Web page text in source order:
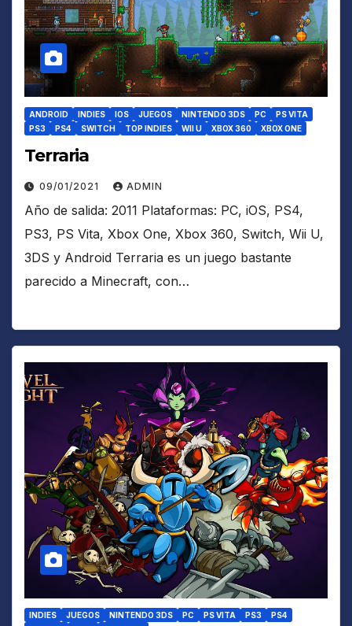
ANDROID INDIES IOS JUEGOS NINTENDO 3DS PC
PS VITA
PS3
PS4 SWITCH TOP INDIES WII U XBOX 360 XBOX ONE
Terraria
09/01/2021 ADMIN
Año de salida: 2011 Plataformas: PC, iOS, PS4,
PS3, PS Vita, Xbox One, Xbox 360, Switch, Wii U,
3DS y Android Terraria es un juego bastante
parecido a Minecraft, con…
INDIES JUEGOS NINTENDO 3DS PC PS VITA PS3
PS4